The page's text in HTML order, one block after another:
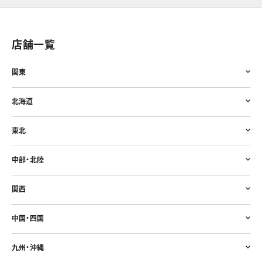
店舗一覧
関東
北海道
東北
中部・北陸
関西
中国・四国
九州・沖縄